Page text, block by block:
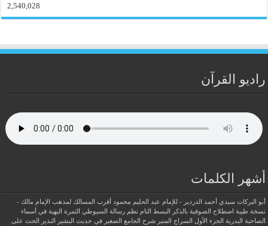
2,540,028
راديو القرآن
أشهر الكلمات
أبو البركات سيدي أحمد الدردير - للإمام عبد الحليم محمود
أقرب المسالك لمذهب الإمام مالك -
نسخة طيبة اصطلاح الصوفية بالذكر البسط التام نظم رسالة السيوطي
الثمرة البهية في أسماء
الصاحبة البدرية
الجزء الأول السراج المنير شرح الجامع الصغير في حديث البشير النذير
الحث على